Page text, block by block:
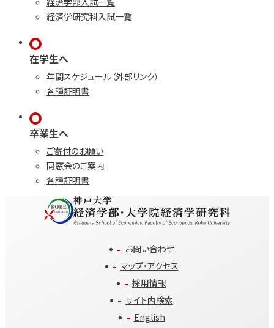
経済学部入試一覧
経済学研究科入試一覧
在学生へ
年間スケジュール（外部リンク）
各種証明書
卒業生へ
ご寄付のお願い
同窓会のご案内
各種証明書
お問い合わせ
マップ・アクセス
採用情報
サイト内検索
English